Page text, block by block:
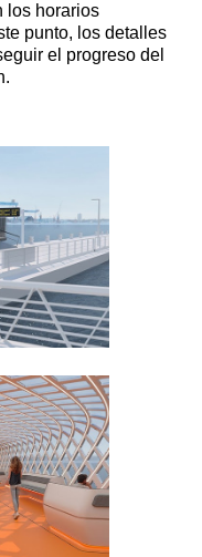
los horarios
punto, los detalles
el progreso del